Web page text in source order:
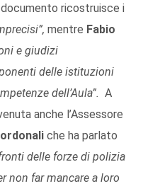
ricostruisce i
mentre Fabio
e giudizi
delle istituzioni
dell’Aula”. A
anche l’Assessore
che ha parlato
delle forze di polizia
non far mancare a loro